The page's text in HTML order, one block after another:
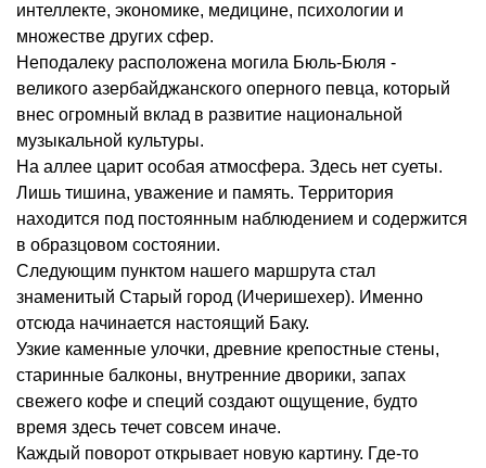
интеллекте, экономике, медицине, психологии и
множестве других сфер.
Неподалеку расположена могила Бюль-Бюля -
великого азербайджанского оперного певца, который
внес огромный вклад в развитие национальной
музыкальной культуры.
На аллее царит особая атмосфера. Здесь нет суеты.
Лишь тишина, уважение и память. Территория
находится под постоянным наблюдением и содержится
в образцовом состоянии.
Следующим пунктом нашего маршрута стал
знаменитый Старый город (Ичеришехер). Именно
отсюда начинается настоящий Баку.
Узкие каменные улочки, древние крепостные стены,
старинные балконы, внутренние дворики, запах
свежего кофе и специй создают ощущение, будто
время здесь течет совсем иначе.
Каждый поворот открывает новую картину. Где-то